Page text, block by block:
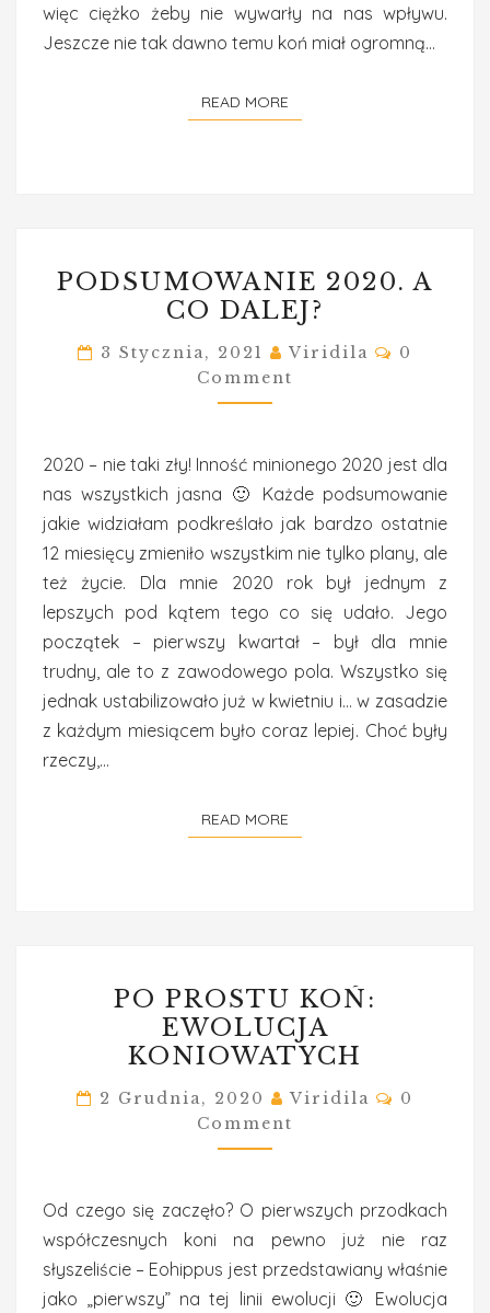
więc ciężko żeby nie wywarły na nas wpływu.
Jeszcze nie tak dawno temu koń miał ogromną…
READ MORE
2020.
A
CO
DALEJ?
PODSUMOWANIE 2020. A
CO DALEJ?
3 Stycznia, 2021 Viridila
0
Comment
2020 – nie taki zły! Inność minionego 2020 jest dla
nas wszystkich jasna 🙂 Każde podsumowanie
jakie widziałam podkreślało jak bardzo ostatnie
12 miesięcy zmieniło wszystkim nie tylko plany, ale
też życie. Dla mnie 2020 rok był jednym z
lepszych pod kątem tego co się udało. Jego
początek – pierwszy kwartał – był dla mnie
trudny, ale to z zawodowego pola. Wszystko się
jednak ustabilizowało już w kwietniu i… w zasadzie
z każdym miesiącem było coraz lepiej. Choć były
rzeczy,…
READ MORE
PROSTU
KOŃ:
EWOLUCJA
KONIOWATYCH
PO PROSTU KOŃ:
EWOLUCJA
KONIOWATYCH
2 Grudnia, 2020 Viridila
0
Comment
Od czego się zaczęło? O pierwszych przodkach
współczesnych koni na pewno już nie raz
słyszeliście – Eohippus jest przedstawiany właśnie
jako „pierwszy” na tej linii ewolucji 🙂 Ewolucja